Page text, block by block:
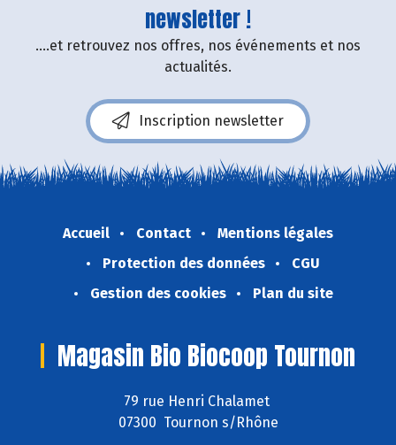
newsletter !
....et retrouvez nos offres, nos événements et nos
actualités.
Inscription newsletter
Accueil Contact
Mentions légales
Protection des données
CGU
Gestion des cookies
Plan du site
Magasin Bio Biocoop Tournon
79 rue Henri Chalamet
07300 Tournon s/Rhône